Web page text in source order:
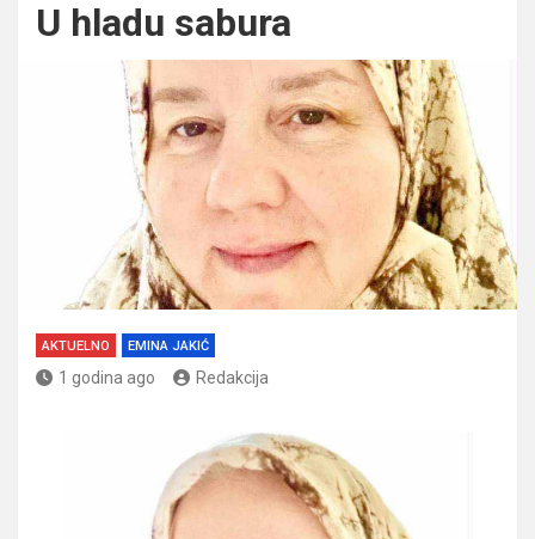
U hladu sabura
AKTUELNO EMINA JAKIĆ
1 godina ago Redakcija